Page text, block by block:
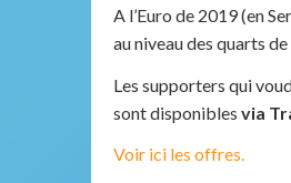
A l’Euro de 2019 (en
au niveau des quarts
Les supporters qui
sont disponibles via
Voir ici les offres.